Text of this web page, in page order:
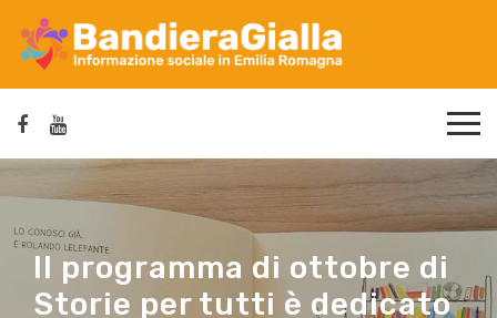
Il programma di ottobre di
Storie per tutti è dedicato